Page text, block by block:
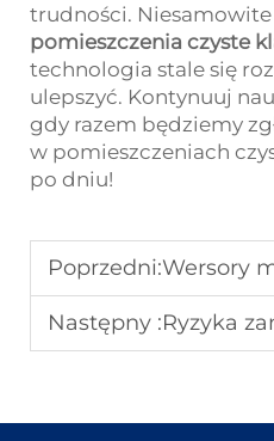
trudności. Niesamowite
pomieszczenia czyste
technologia stale się
ulepszyć. Kontynuuj
gdy razem będziemy
w pomieszczeniach
po dniu!
Poprzedni:Wersory modułowe a
Następny :Ryzyka zanieczyszczenia w